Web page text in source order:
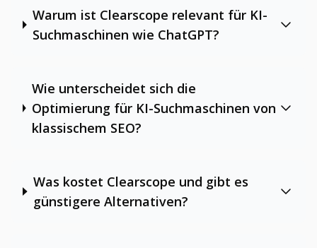
Warum ist Clearscope relevant für KI-
Suchmaschinen wie ChatGPT?
Wie unterscheidet sich die
Optimierung für KI-Suchmaschinen von
klassischem SEO?
Was kostet Clearscope und gibt es
günstigere Alternativen?